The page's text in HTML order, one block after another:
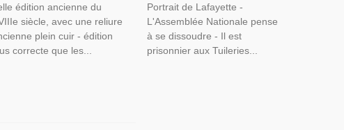
édition ancienne du
siècle, avec une reliure
plein cuir - édition
correcte que les...
Portrait de Lafayette -
L'Assemblée Nationale pense
à se dissoudre - Il est
prisonnier aux Tuileries...